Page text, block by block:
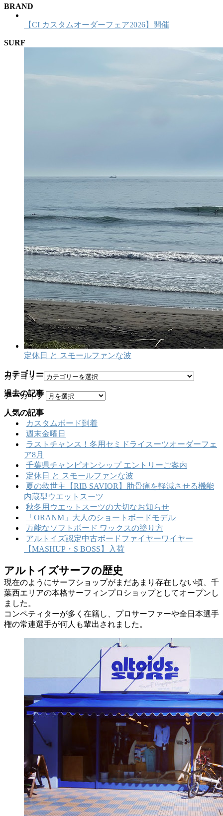
BRAND
【CI カスタムオーダーフェア2026】開催
SURF
定休日 と スモールファンな波
カテゴリー
カテゴリー
過去の記事
アーカイブ
人気の記事
カスタムボード到着
週末金曜日
ラストチャンス！冬用セミドライスーツオーダーフェ
ア8月
千葉県チャンピオンシップ エントリーご案内
定休日 と スモールファンな波
夏の救世主【RIB SAVIOR】肋骨痛を軽減させる機能
内蔵型ウエットスーツ
秋冬用ウエットスーツの大切なお知らせ
「ORANM」大人のショートボードモデル
万能なソフトボード ワックスの塗り方
アルトイズ認定中古ボードファイヤーワイヤー
【MASHUP・S BOSS】入荷
アルトイズサーフの歴史
現在のようにサーフショップがまだあまり存在しない頃、千
葉西エリアの本格サーフィンプロショップとしてオープンし
ました。
コンペティターが多く在籍し、プロサーファーや全日本選手
権の常連選手が何人も輩出されました。